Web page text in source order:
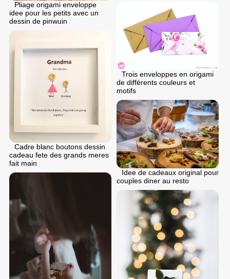
Pliage origami enveloppe
idee pour les petits avec un
dessin de pinwuin
Trois enveloppes en origami
de différents couleurs et
motifs
Cadre blanc boutons dessin
cadeau fete des grands meres
fait main
Idee de cadeaux original pour
couples diner au resto